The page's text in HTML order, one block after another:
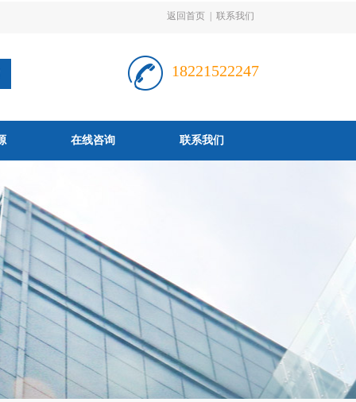
返回首页 联系我们
18221522247
在线咨询 联系我们